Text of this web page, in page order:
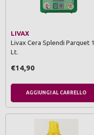
LIVAX
Livax Cera Splendi Parquet 1
Lt.
€14,90
AGGIUNGI AL CARRELLO